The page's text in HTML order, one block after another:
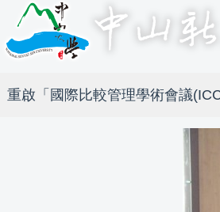
重啟「國際比較管理學術會議